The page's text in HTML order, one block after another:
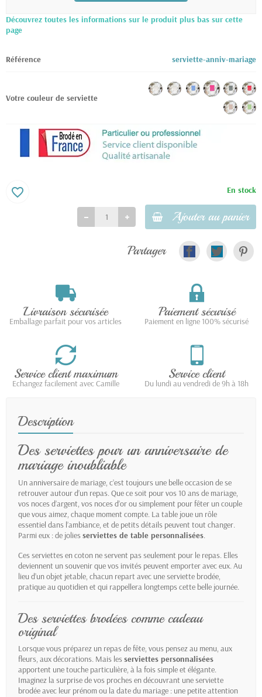
Découvrez toutes les informations sur le produit plus bas sur cette
page
Référence serviette-anniv-mariage
Votre couleur de serviette
En stock
Ajouter au panier
favorite_border
Partager
Livraison sécurisée
Emballage parfait pour vos articles
Paiement sécurisé
Paiement en ligne 100% sécurisé
Service client maximum
Echangez facilement avec Camille
Service client
Du lundi au vendredi de 9h à 18h
Description
Des serviettes pour un anniversaire de
mariage inoubliable
Un anniversaire de mariage, c’est toujours une belle occasion de se
retrouver autour d’un repas. Que ce soit pour vos 10 ans de mariage,
vos noces d’argent, vos noces d’or ou simplement pour fêter un couple
que vous aimez, chaque moment compte. La table joue un rôle
essentiel dans l’ambiance, et de petits détails peuvent tout changer.
Parmi eux : de joliesserviettes de table personnalisées.
Ces serviettes en coton ne servent pas seulement pour le repas. Elles
deviennent un souvenir que vos invités peuvent emporter avec eux. Au
lieu d’un objet jetable, chacun repart avec une serviette brodée,
pratique au quotidien et qui rappellera longtemps cette belle journée.
Des serviettes brodées comme cadeau
original
Lorsque vous préparez un repas de fête, vous pensez au menu, aux
fleurs, aux décorations. Mais lesserviettes personnalisées
apportent une touche particulière, à la fois simple et élégante.
Imaginez la surprise de vos proches en découvrant une serviette
brodée avec leur prénom ou la date du mariage : une petite attention